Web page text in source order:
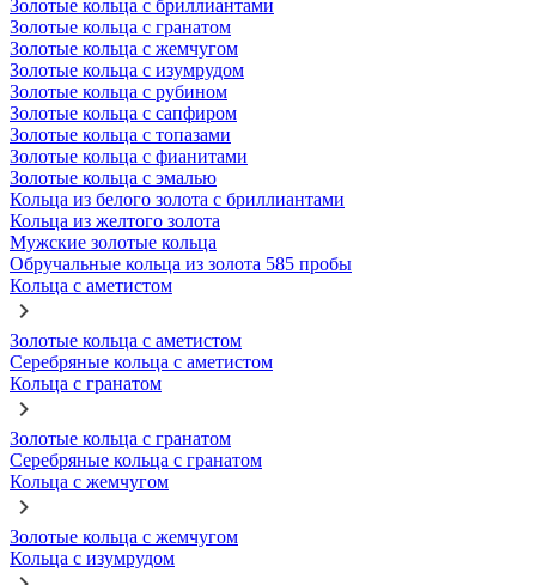
Золотые кольца с бриллиантами
Золотые кольца с гранатом
Золотые кольца с жемчугом
Золотые кольца с изумрудом
Золотые кольца с рубином
Золотые кольца с сапфиром
Золотые кольца с топазами
Золотые кольца с фианитами
Золотые кольца с эмалью
Кольца из белого золота с бриллиантами
Кольца из желтого золота
Мужские золотые кольца
Обручальные кольца из золота 585 пробы
Кольца с аметистом
Золотые кольца с аметистом
Серебряные кольца с аметистом
Кольца с гранатом
Золотые кольца с гранатом
Серебряные кольца с гранатом
Кольца с жемчугом
Золотые кольца с жемчугом
Кольца с изумрудом